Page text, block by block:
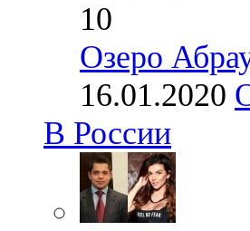
10
Озеро
16.01.2020
В России